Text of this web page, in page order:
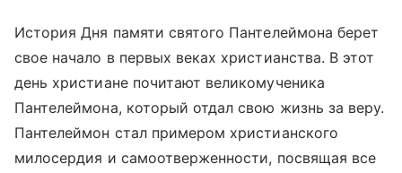
История Дня памяти святого Пантелеймона берет
свое начало в первых веках христианства. В этот
день христиане почитают великомученика
Пантелеймона, который отдал свою жизнь за веру.
Пантелеймон стал примером христианского
милосердия и самоотверженности, посвящая все